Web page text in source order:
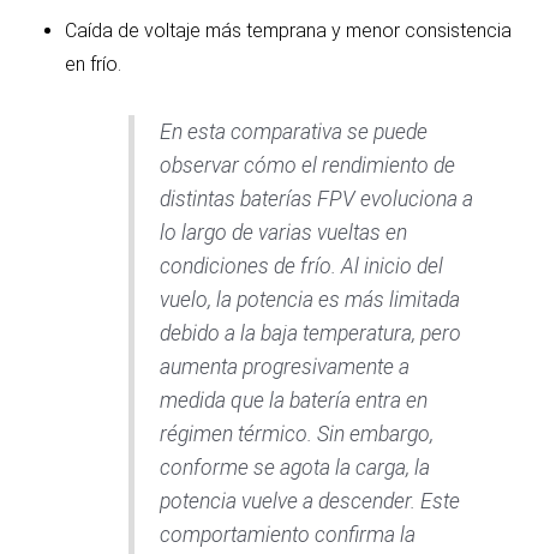
Caída de voltaje más temprana y menor consistencia
en frío.
En esta comparativa se puede
observar cómo el rendimiento de
distintas baterías FPV evoluciona a
lo largo de varias vueltas en
condiciones de frío. Al inicio del
vuelo, la potencia es más limitada
debido a la baja temperatura, pero
aumenta progresivamente a
medida que la batería entra en
régimen térmico. Sin embargo,
conforme se agota la carga, la
potencia vuelve a descender. Este
comportamiento confirma la